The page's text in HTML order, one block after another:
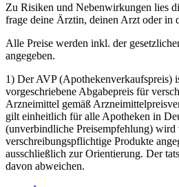
Zu Risiken und Nebenwirkungen lies
frage deine Ärztin, deinen Arzt oder in
Alle Preise werden inkl. der
angegeben.
1) Der AVP (Apothekenverkaufspreis)
vorgeschriebene Abgabepreis für
Arzneimittel gemäß
gilt einheitlich für alle Apotheken in
(unverbindliche Preisempfehlung)
verschreibungspflichtige Produkte
ausschließlich zur Orientierung. Der
davon abweichen.